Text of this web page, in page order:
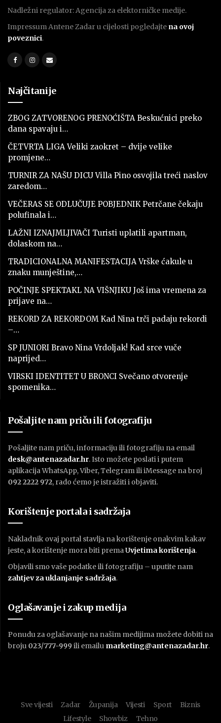
Nadležni regulator: Agencija za elektorničke medije.
Impressum Antene Zadar u cijelosti pogledajte na ovoj
poveznici.
Najčitanije
ZBOG ZATVORENOG PRENOĆIŠTA Beskućnici preko
dana spavaju i…
ČETVRTA LIGA Veliki zaokret – dvije velike
promjene…
TURNIR ZA NAŠU DICU Villa Pino osvojila treći naslov
zaredom…
VEČERAS SE ODLUČUJE POBJEDNIK Petrčane čekaju
polufinala i…
LAŽNI IZNAJMLJIVAČI Turisti uplatili apartman,
dolaskom na…
TRADICIONALNA MANIFESTACIJA Vrške ćakule u
znaku munještine,…
POČINJE SPEKTAKL NA VIŠNJIKU Još ima vremena za
prijave na…
REKORD ZA REKORDOM Kad Nina trči padaju rekordi
–…
SP JUNIORI Bravo Nina Vrdoljak! Kad srce vuče
naprijed…
VIRSKI IDENTITET U BRONCI Svečano otvorenje
spomenika…
Pošaljite nam priču ili fotografiju
Pošaljite nam priču, informaciju ili fotografiju na email
desk@antenazadar.hr. Isto možete poslati i putem
aplikacija WhatsApp, Viber, Telegram ili iMessage na broj
092 2222 972, rado ćemo je istražiti i objaviti.
Korištenje portala i sadržaja
Nakladnik ovaj portal stavlja na korištenje onakvim kakav
jeste, a korištenje mora biti prema Uvjetima korištenja.
Objavili smo vaše podatke ili fotografiju – uputite nam
zahtjev za uklanjanje sadržaja.
Oglašavanje i zakup medija
Ponudu za oglašavanje na našim medijima možete dobiti na
broju 023/777-999 ili emailu marketing@antenazadar.hr.
Sve vijesti Zadar Županija Vijesti Sport
Biznis
Lifestyle
Showbiz Tehno